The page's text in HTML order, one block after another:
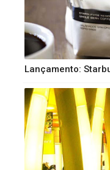
Lançamento: